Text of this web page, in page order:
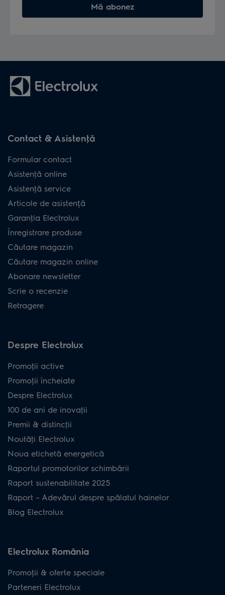
900402232
ES31CB18SH
900402197
900402189
900402202
900402091
900402088
900402089
900402094
900402290
Mă abonez
Contact & Asistenţă
Formular contact
Asistenţă online
Asistenţă service
Articole de asistență
Garanţia Electrolux
Înregistrare produse
Căutare magazin
Căutare magazin online
Abonare newsletter
Scrie o recenzie
Retragere
Despre Electrolux
Promoţii active
Promoţii încheiate
Despre Electrolux
100 de ani de inovaţii
Premii & distincţii
Noutăţi Electrolux
Noua etichetă energetică
Raportul promotorilor schimbării
Raport sustenabilitate 2025
Raport – Adevărul despre spălatul hainelor
Blog Electrolux
Electrolux România
Promoţii & oferte speciale
Parteneri Electrolux